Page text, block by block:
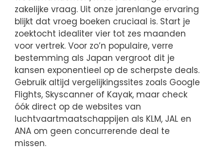
zakelijke vraag. Uit onze jarenlange ervaring
blijkt dat vroeg boeken cruciaal is. Start je
zoektocht idealiter vier tot zes maanden
voor vertrek. Voor zo’n populaire, verre
bestemming als Japan vergroot dit je
kansen exponentieel op de scherpste deals.
Gebruik altijd vergelijkingssites zoals Google
Flights, Skyscanner of Kayak, maar check
óók direct op de websites van
luchtvaartmaatschappijen als KLM, JAL en
ANA om geen concurrerende deal te
missen.